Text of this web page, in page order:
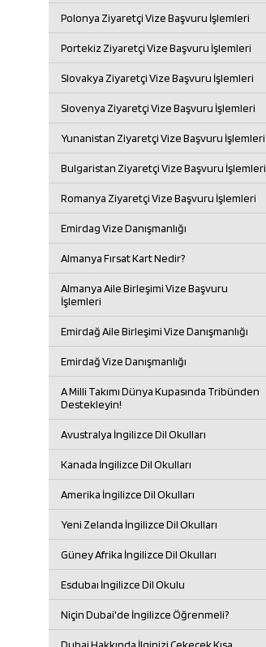
Polonya Ziyaretçi Vize Başvuru İşlemleri
Portekiz Ziyaretçi Vize Başvuru İşlemleri
Slovakya Ziyaretçi Vize Başvuru İşlemleri
Slovenya Ziyaretçi Vize Başvuru İşlemleri
Yunanistan Ziyaretçi Vize Başvuru İşlemleri
Bulgaristan Ziyaretçi Vize Başvuru İşlemleri
Romanya Ziyaretçi Vize Başvuru İşlemleri
Emirdag Vize Danışmanlığı
Almanya Fırsat Kart Nedir?
Almanya Aile Birleşimi Vize Başvuru
İşlemleri
Emirdağ Aile Birleşimi Vize Danışmanlığı
Emirdağ Vize Danışmanlığı
A Milli Takımı Dünya Kupasında Tribünden
Destekleyin!
Avustralya İngilizce Dil Okulları
Kanada İngilizce Dil Okulları
Amerika İngilizce Dil Okulları
Yeni Zelanda İngilizce Dil Okulları
Güney Afrika İngilizce Dil Okulları
Esdubaı İngilizce Dil Okulu
Niçin Dubai'de İngilizce Öğrenmeli?